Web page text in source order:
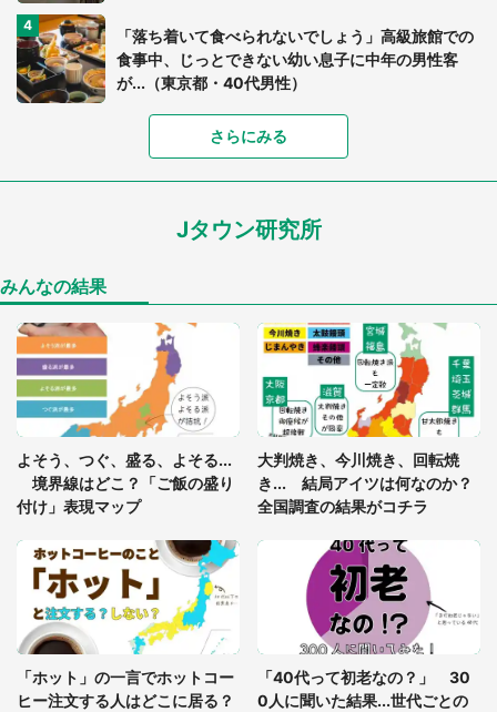
「落ち着いて食べられないでしょう」高級旅館での
食事中、じっとできない幼い息子に中年の男性客
が...（東京都・40代男性）
「富豪すぎ」1歳息子の〝店頭駄々こね〟の内容に1.
7万人驚がく 「お菓子売り場ならまだしも...」「ハ
ードル高い」
あまりにも四角すぎる猫、激写される 「これもう
「閉所恐怖症の私は新幹線で大パニック。隣席の青
年に『手を繋いで』とお願いしたら...」 体験談に
8万人感動
グっちゃってた〝野生の野菜〟に6.5万人戦慄
「○○がない街に住んでいます」住人の呟きに30万
人驚がく 何が存在しないか、あなたはわかる？
「修学旅行に途中参加する娘を送って行ったら、真
っ暗な道で遭難状態。なんとか見つけた民家に助け
を求めると、住人の男性が...」
さらにみる
Jタウン研究所
みんなの結果
よそう、つぐ、盛る、よそる...
境界線はどこ？「ご飯の盛り
付け」表現マップ
大判焼き、今川焼き、回転焼
き... 結局アイツは何なのか？
全国調査の結果がコチラ
「ホット」の一言でホットコー
ヒー注文する人はどこに居る？
「40代って初老なの？」 30
0人に聞いた結果...世代ごとの